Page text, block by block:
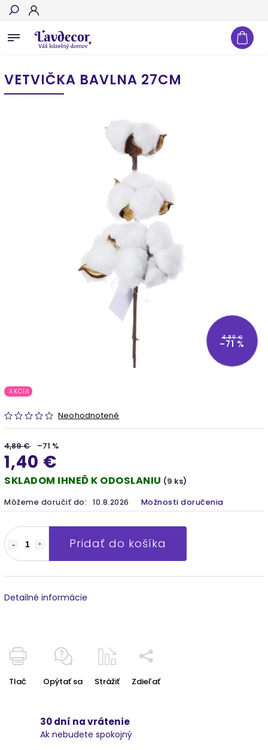
Hľadať
VETVIČKA BAVLNA 27CM
4,89 €
–71 %
AKCIA
Neohodnotené
4,89 € –71 %
1,40 €
SKLADOM IHNEĎ K ODOSLANIU (9 ks)
Môžeme doručiť do: 10.8.2026 Možnosti doručenia
Pridať do košíka
Detailné informácie
Tlač Opýtať sa Strážiť Zdieľať
30 dní na vrátenie
Ak nebudete spokojný